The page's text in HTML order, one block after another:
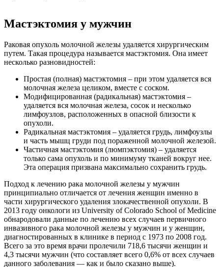
Мастэктомия у мужчин
Раковая опухоль молочной железы удаляется хирургическим
путем. Такая процедура называется мастэктомия. Она имеет
несколько разновидностей:
Простая (полная) мастэктомия – при этом удаляется вся
молочная железа целиком, вместе с соском.
Модифицированная (радикальная) мастэктомия –
удаляется вся молочная железа, сосок и несколько
лимфоузлов, расположенных в опасной близости к
опухоли.
Радикальная мастэктомия – удаляется грудь, лимфоузлы
и часть мышц груди под пораженной молочной железой.
Частичная мастэктомия (люмпэктомия) – удаляется
только сама опухоль и по минимуму тканей вокруг нее.
Эта операция призвана максимально сохранить грудь.
Подход к лечению рака молочной железы у мужчин
принципиально отличается от лечения женщин именно в
части хирургического удаления злокачественной опухоли. В
2013 году онкологи из University of Colorado School of Medicine
обнародовали данные по лечению всех случаев первичного
инвазивного рака молочной железы у мужчин и у женщин,
диагностированных в клинике в период с 1973 по 2008 год.
Всего за это время врачи пролечили 718,6 тысячи женщин и
4,3 тысячи мужчин (что составляет всего 0,6% от всех случаев
данного заболевания — как и было сказано выше).